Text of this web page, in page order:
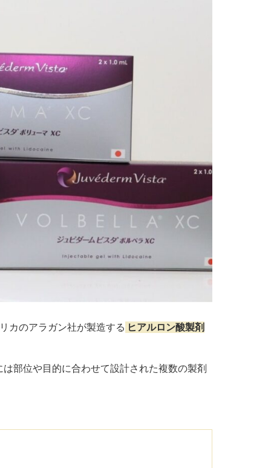
各1本）
3本）
カのアラガン社が製造する ヒアルロン酸製剤
部位や目的に合わせて設計された複数の製剤